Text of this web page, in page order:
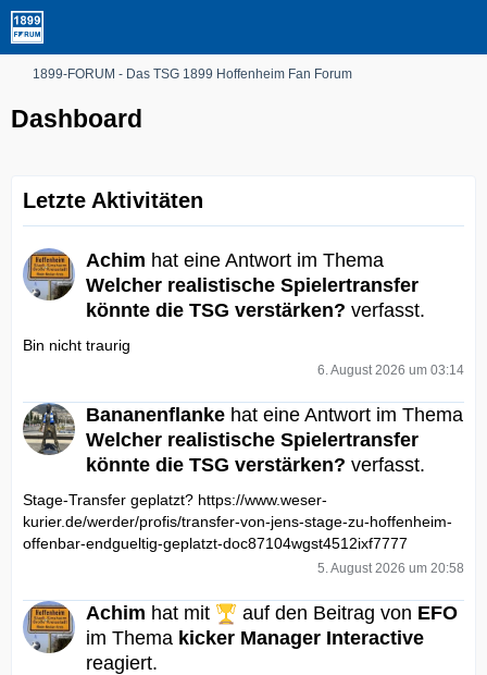
1899-FORUM - Das TSG 1899 Hoffenheim Fan Forum
Dashboard
Letzte Aktivitäten
Achim hat eine Antwort im Thema
Welcher realistische Spielertransfer
könnte die TSG verstärken? verfasst.
Bin nicht traurig
6. August 2026 um 03:14
Bananenflanke hat eine Antwort im Thema
Welcher realistische Spielertransfer
könnte die TSG verstärken? verfasst.
Stage-Transfer geplatzt? https://www.weser-
kurier.de/werder/profis/transfer-von-jens-stage-zu-hoffenheim-
offenbar-endgueltig-geplatzt-doc87104wgst4512ixf7777
5. August 2026 um 20:58
Achim hat mit auf den Beitrag von EFO
im Thema kicker Manager Interactive
reagiert.